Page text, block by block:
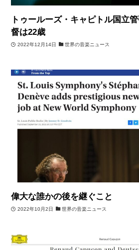
トゥールーズ・キャピトル国立
督は22歳
2022年12月14日 世界の音楽ニュース
偉大な誰かの後を継ぐこと
2022年10月2日 世界の音楽ニュース